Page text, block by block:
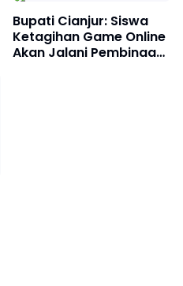
Bupati Cianjur: Siswa
Ketagihan Game Online
Akan Jalani Pembinaan